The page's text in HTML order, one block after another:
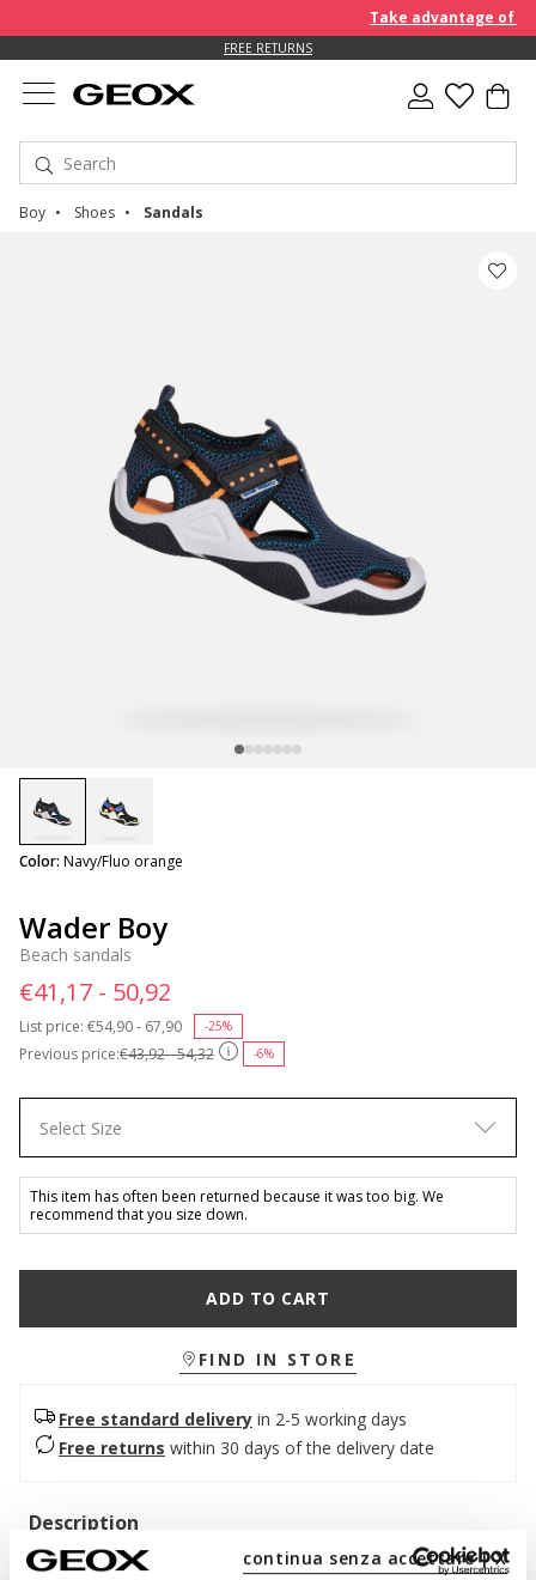
continua senza accettare | X
Take advantage of
FREE RETURNS
Boy Shoes Sandals
Wader Boy
Beach sandals
€41,17 - 50,92
List price: Price reduced from
€54,90 - 67,90 -25%
Previous price:€43,92 - 54,32 -6%
Color: Navy/Fluo orange
selected
Select Size
This item has often been returned because it was too big. We
recommend that you size down.
ADD TO CART
FIND IN STORE
Free standard delivery in 2-5 working days
Free returns within 30 days of the delivery date
Description
Boy's water-friendly sandal with a comfortable breathable